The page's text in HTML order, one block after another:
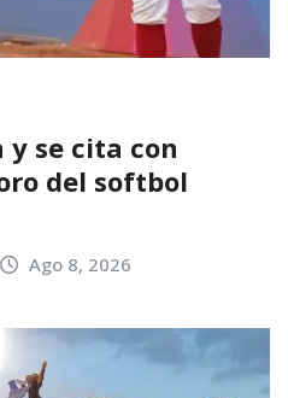
se cita con
del softbol
Ago 8, 2026